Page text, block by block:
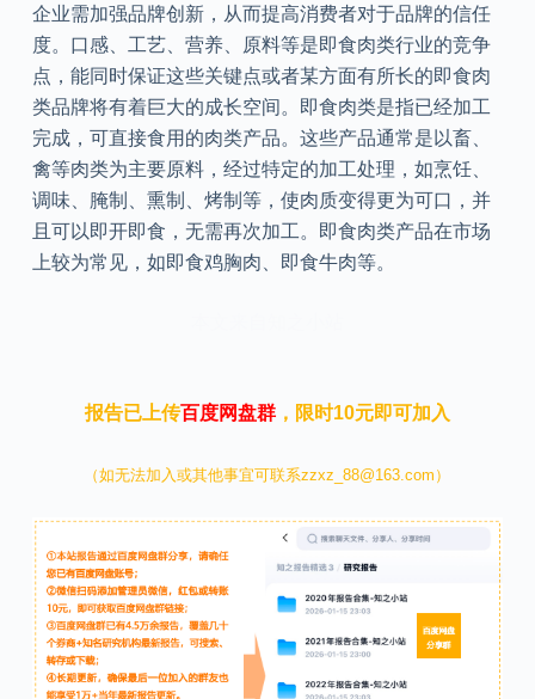
企业需加强品牌创新，从而提高消费者对于品牌的信任
度。口感、工艺、营养、原料等是即食肉类行业的竞争
点，能同时保证这些关键点或者某方面有所长的即食肉
类品牌将有着巨大的成长空间。即食肉类是指已经加工
完成，可直接食用的肉类产品。这些产品通常是以畜、
禽等肉类为主要原料，经过特定的加工处理，如烹饪、
调味、腌制、熏制、烤制等，使肉质变得更为可口，并
且可以即开即食，无需再次加工。即食肉类产品在市场
上较为常见，如即食鸡胸肉、即食牛肉等。
报告已上传百度网盘群，限时10元即可加入
（如无法加入或其他事宜可联系zzxz_88@163.com）